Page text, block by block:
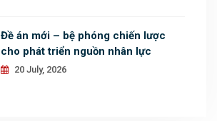
Đề án mới – bệ phóng chiến lược
cho phát triển nguồn nhân lực
20 July, 2026